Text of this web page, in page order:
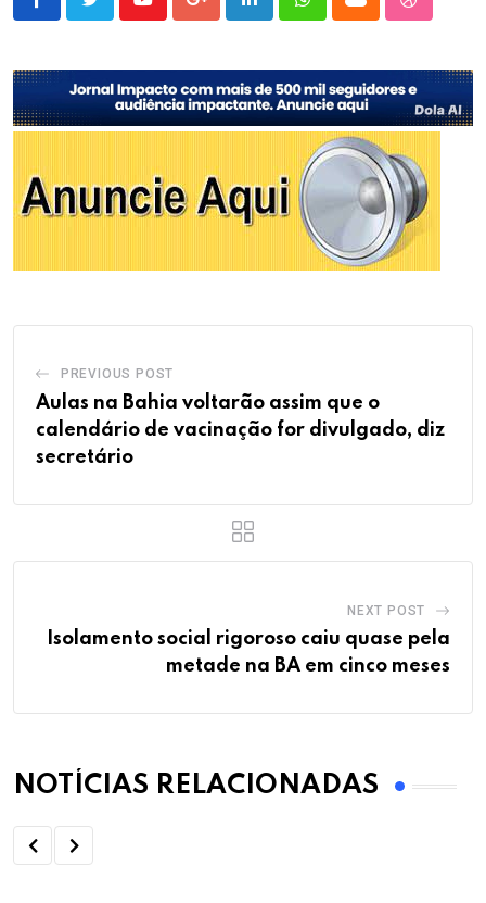
YoutubeGoogle+LinkedInWhatsappCloud
PREVIOUS POST
Aulas na Bahia voltarão assim que o
calendário de vacinação for divulgado, diz
secretário
NEXT POST
Isolamento social rigoroso caiu quase pela
metade na BA em cinco meses
NOTÍCIAS RELACIONADAS